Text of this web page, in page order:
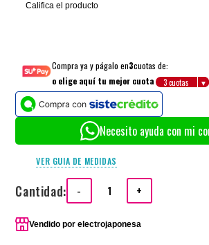
Califica el producto
Compra ya y págalo en3cuotas de:
o elige aquí tu mejor cuota
Necesito ayuda con mi
VER GUIA DE MEDIDAS
Cantidad: - +
Vendido porelectrojaponesa